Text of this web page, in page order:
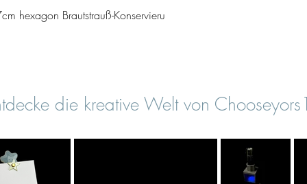
Aperçu rapide
hexagon Brautstrauß-Konservieru
die kreative Welt von